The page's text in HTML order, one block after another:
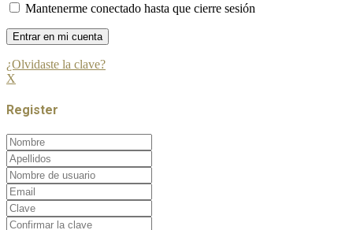
Mantenerme conectado hasta que cierre sesión
¿Olvidaste la clave?
X
Register